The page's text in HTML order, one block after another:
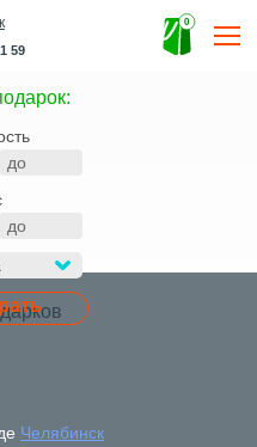
0
59
Челябинск